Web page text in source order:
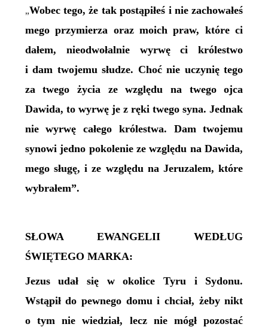
„Wobec tego, że tak postąpiłeś i nie zachowałeś
mego przymierza oraz moich praw, które ci
dałem, nieodwołalnie wyrwę ci królestwo
i dam twojemu słudze. Choć nie uczynię tego
za twego życia ze względu na twego ojca
Dawida, to wyrwę je z ręki twego syna. Jednak
nie wyrwę całego królestwa. Dam twojemu
synowi jedno pokolenie ze względu na Dawida,
mego sługę, i ze względu na Jeruzalem, które
wybrałem”.
SŁOWA EWANGELII WEDŁUG
ŚWIĘTEGO MARKA:
Jezus udał się w okolice Tyru i Sydonu.
Wstąpił do pewnego domu i chciał, żeby nikt
o tym nie wiedział, lecz nie mógł pozostać